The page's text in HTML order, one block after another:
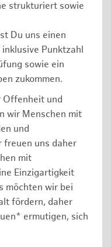
strukturiert sowie
Du uns einen
Punktzahl
sowie ein
zukommen.
Offenheit und
wir Menschen mit
und
freuen uns daher
mit
Einzigartigkeit
möchten wir bei
fördern, daher
ermutigen, sich